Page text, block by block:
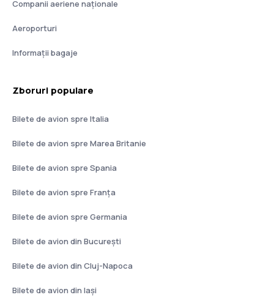
Companii aeriene naţionale
Aeroporturi
Informații bagaje
Zboruri populare
Bilete de avion spre Italia
Bilete de avion spre Marea Britanie
Bilete de avion spre Spania
Bilete de avion spre Franţa
Bilete de avion spre Germania
Bilete de avion din București
Bilete de avion din Cluj-Napoca
Bilete de avion din Iași